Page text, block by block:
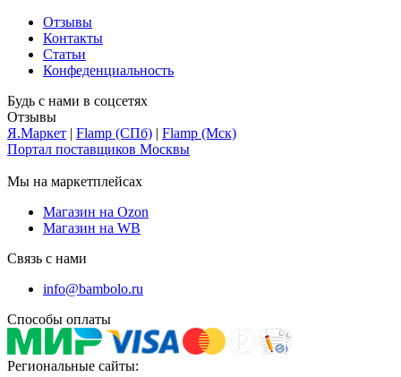
Отзывы
Контакты
Статьи
Конфеденциальность
Будь с нами в соцсетях
Отзывы
Я.Маркет | Flamp (СПб) | Flamp (Мск)
Портал поставщиков Москвы
Мы на маркетплейсах
Магазин на Ozon
Магазин на WB
Связь с нами
info@bambolo.ru
Способы оплаты
Региональные сайты: